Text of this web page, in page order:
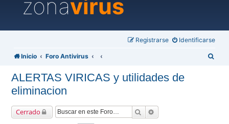
zonavirus
Identificarse
Registrarse
Inicio Foro Antivirus
ALERTAS VIRICAS y utilidades de
eliminacion
Cerrado Buscar